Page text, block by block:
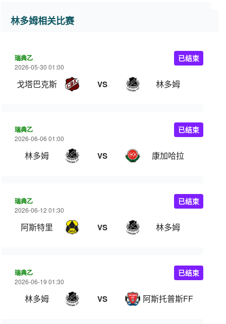
林多姆相关比赛
瑞典乙
2026-05-30 01:00
戈塔巴克斯 VS 林多姆
已结束
瑞典乙
2026-06-06 01:00
林多姆 VS 康加哈拉
已结束
瑞典乙
2026-06-12 01:30
阿斯特里 VS 林多姆
已结束
瑞典乙
2026-06-19 01:30
林多姆 VS 阿斯托普斯FF
已结束